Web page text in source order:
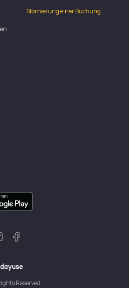
Stornierung einer Buchung
Reserved